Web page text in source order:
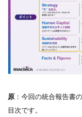
原 ：今回の統合報告書
目次です。